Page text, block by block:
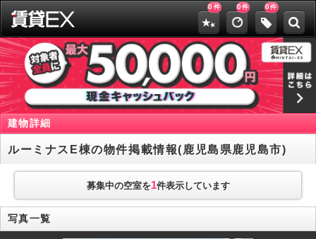
0 件 0件 0件
建物詳細
ルーミナスE棟の物件掲載情報(鹿児島県鹿児島市)
募集中の空室を1件表示しています
写真一覧